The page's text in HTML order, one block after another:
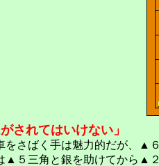
されてはいけない」
さばく手は魅力的だが、▲
５三角と銀を助けてから▲２